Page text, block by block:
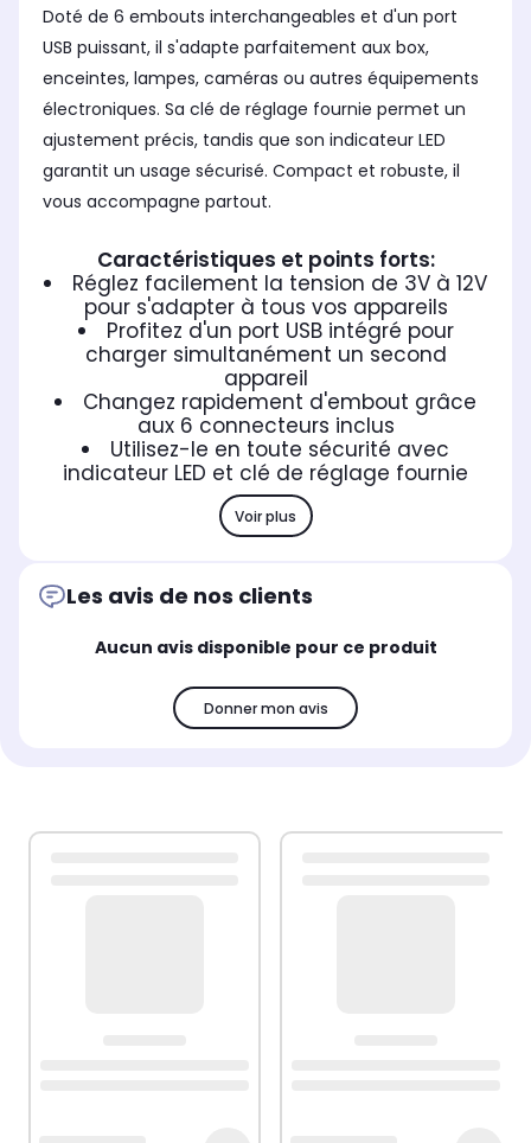
Doté de 6 embouts interchangeables et d'un port
USB puissant, il s'adapte parfaitement aux box,
enceintes, lampes, caméras ou autres équipements
électroniques. Sa clé de réglage fournie permet un
ajustement précis, tandis que son indicateur LED
garantit un usage sécurisé. Compact et robuste, il
vous accompagne partout.
Caractéristiques et points forts:
Réglez facilement la tension de 3V à 12V
pour s'adapter à tous vos appareils
Profitez d'un port USB intégré pour
charger simultanément un second
appareil
Changez rapidement d'embout grâce
aux 6 connecteurs inclus
Utilisez-le en toute sécurité avec
indicateur LED et clé de réglage fournie
Voir plus
Les avis de nos clients
Aucun avis disponible pour ce produit
Donner mon avis